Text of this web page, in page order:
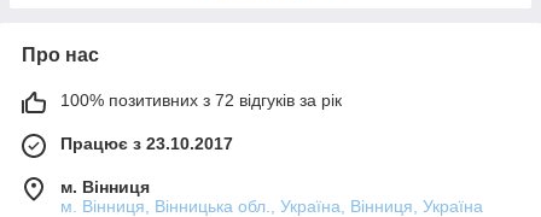
Про нас
100% позитивних з 72 відгуків за рік
Працює з 23.10.2017
м. Вінниця
м. Вінниця, Вінницька обл., Україна, Вінниця, Україна